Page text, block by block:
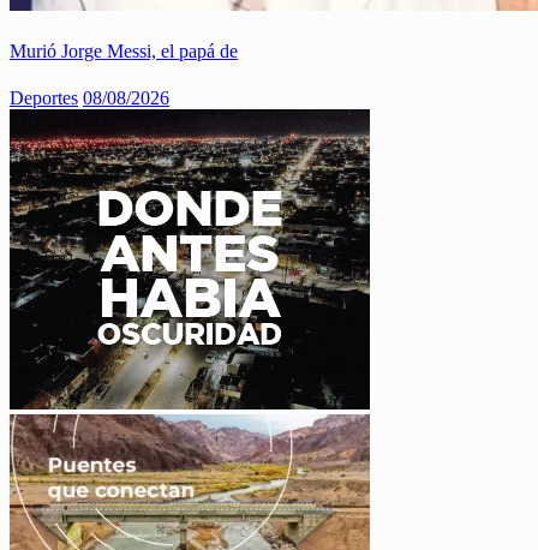
Murió Jorge Messi, el papá de
Deportes 08/08/2026